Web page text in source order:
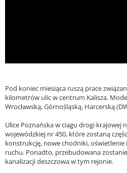
Pod koniec miesiąca ruszą prace
kilometrów ulic w centrum Kalisza.
Wrocławską, Górnośląską, Harcerską
Ulice Poznańska w ciagu drogi krajowej
wojewódzkiej nr 450, które zostaną
konstrukcję, nowe chodniki, oświetlenie
ruchu. Ponadto, przebudowana
kanalizacji deszczowa w tym rejonie.